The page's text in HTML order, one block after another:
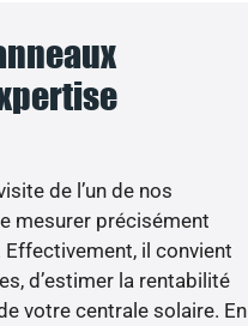
de l’un de nos
mesurer précisément
Effectivement, il convient
d’estimer la rentabilité
votre centrale solaire. En